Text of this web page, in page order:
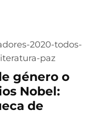
género o
Nobel:
de